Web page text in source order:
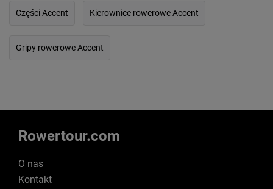
Części Accent Kierownice rowerowe Accent
Gripy rowerowe Accent
Rowertour.com
O nas
Kontakt